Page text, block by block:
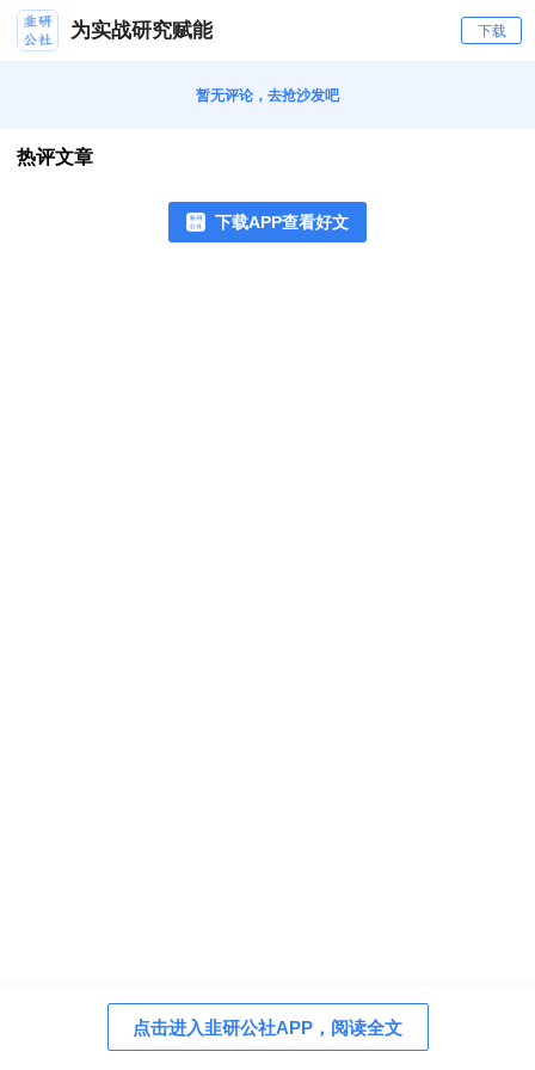
为实战研究赋能 下载
暂无评论，去抢沙发吧
热评文章
下载APP查看好文
点击进入韭研公社APP，阅读全文